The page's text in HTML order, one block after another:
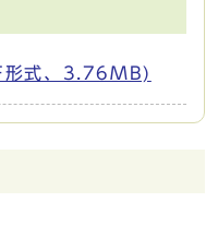
形式、3.76MB)